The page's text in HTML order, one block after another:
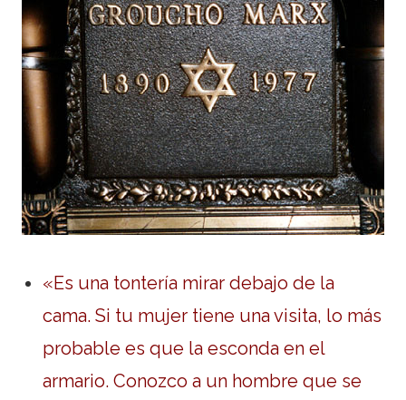
«Es una tontería mirar debajo de la
cama. Si tu mujer tiene una visita, lo más
probable es que la esconda en el
armario. Conozco a un hombre que se